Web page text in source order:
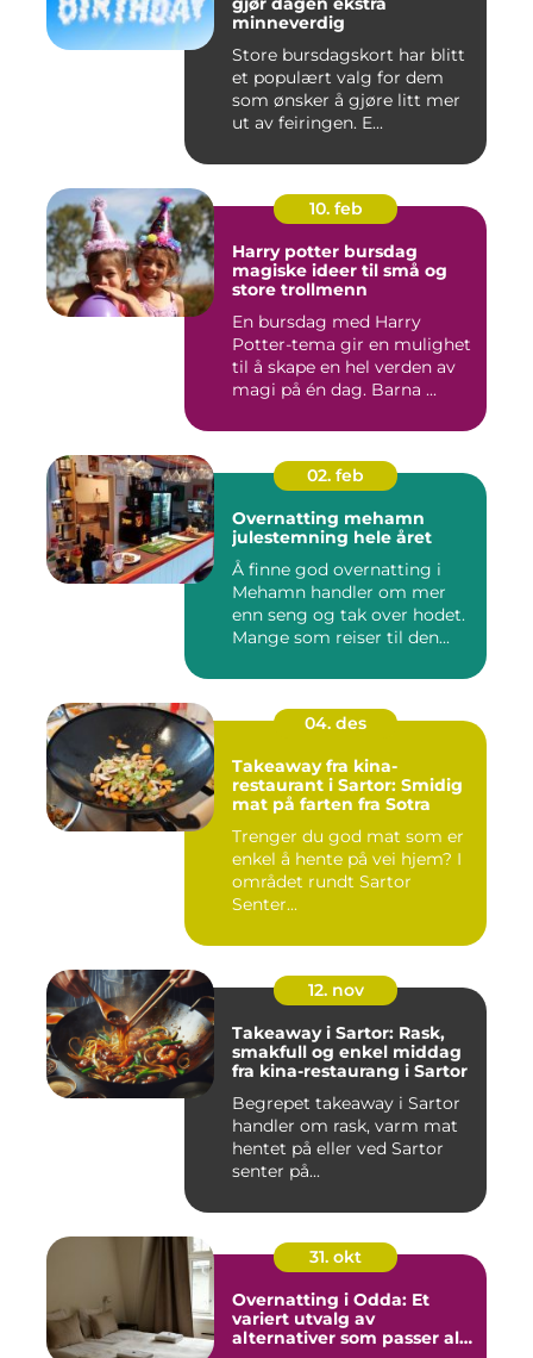
minneverdig
Store bursdagskort har blitt
et populært valg for dem
som ønsker å gjøre litt mer
ut av feiringen. E...
10. feb
Harry potter bursdag
magiske ideer til små og
store trollmenn
En bursdag med Harry
Potter-tema gir en mulighet
til å skape en hel verden av
magi på én dag. Barna ...
02. feb
Overnatting mehamn
julestemning hele året
Å finne god overnatting i
Mehamn handler om mer
enn seng og tak over hodet.
Mange som reiser til den...
04. des
Takeaway fra kina-
restaurant i Sartor: Smidig
mat på farten fra Sotra
Trenger du god mat som er
enkel å hente på vei hjem? I
området rundt Sartor
Senter...
12. nov
Takeaway i Sartor: Rask,
smakfull og enkel middag
fra kina-restaurang i Sartor
Begrepet takeaway i Sartor
handler om rask, varm mat
hentet på eller ved Sartor
senter på...
31. okt
Overnatting i Odda: Et
variert utvalg av
alternativer som passer alle